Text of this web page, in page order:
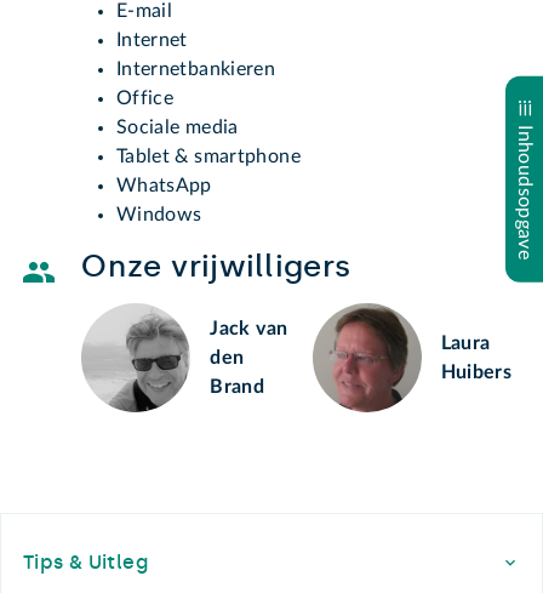
Inhoudsopgave
E-mail
Internet
Internetbankieren
Office
Sociale media
Tablet & smartphone
WhatsApp
Windows
Onze vrijwilligers
Jack van
den
Brand
Laura
Huibers
Tips & Uitleg